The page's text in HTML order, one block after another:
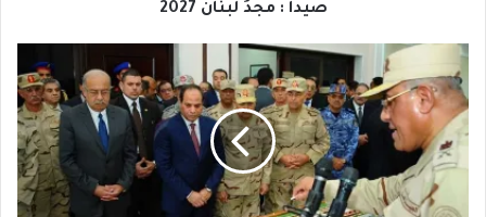
صيدا : مجدُ لبنان 2027
"مستقبل
مصر":
الكيان
الذي
يبتلع
الاقتصاد
الحقل